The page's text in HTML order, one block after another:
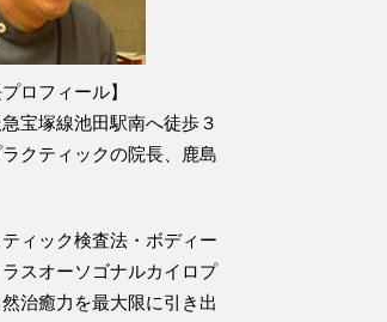
ロフィール】
宝塚線池田駅南へ徒歩３
クティックの院長、鹿島
ィック検査法・ボディー
スオーソゴナルカイロプ
治癒力を最大限に引き出